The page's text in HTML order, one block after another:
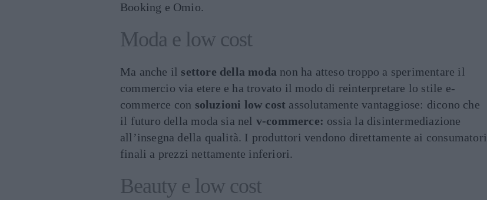
Booking e Omio.
Moda e low cost
Ma anche il settore della moda non ha atteso troppo a sperimentare il
commercio via etere e ha trovato il modo di reinterpretare lo stile e-
commerce con soluzioni low cost assolutamente vantaggiose: dicono che
il futuro della moda sia nel v-commerce: ossia la disintermediazione
all’insegna della qualità. I produttori vendono direttamente ai consumatori
finali a prezzi nettamente inferiori.
Beauty e low cost